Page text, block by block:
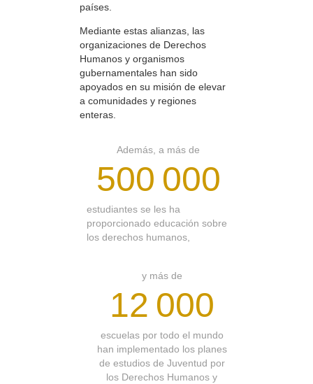
países.
Mediante estas alianzas, las
organizaciones de Derechos
Humanos y organismos
gubernamentales han sido
apoyados en su misión de elevar
a comunidades y regiones
enteras.
Además, a más de
500 000
estudiantes se les ha
proporcionado educación sobre
los derechos humanos,
y más de
12 000
escuelas por todo el mundo
han implementado los planes
de estudios de Juventud por
los Derechos Humanos y